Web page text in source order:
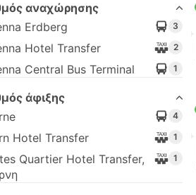
αναχώρησης
Erdberg
3
Hotel Transfer 2
Central Bus Terminal 1
άφιξης
4
Hotel Transfer 1
Quartier Hotel Transfer,
1